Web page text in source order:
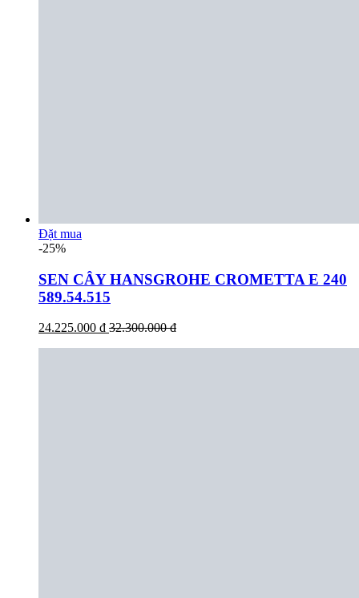
Đặt mua
-25%
SEN CÂY HANSGROHE CROMETTA E 240
589.54.515
24.225.000 đ 32.300.000 đ